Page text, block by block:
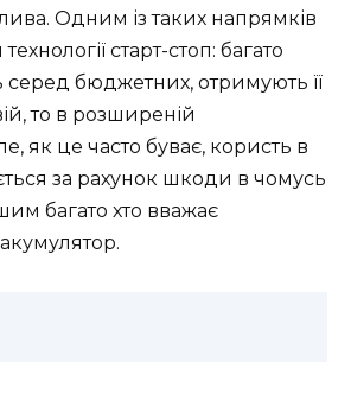
Одним із таких напрямків
старт-стоп: багато
серед бюджетних, отримують її
то в розширеній
як це часто буває, користь в
за рахунок шкоди в чомусь
багато хто вважає